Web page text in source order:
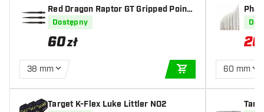
Red Dragon Raptor GT Gripped Points
Black
Dostępny
60zł
38 mm
DODAJ DO
Target K-Flex Luke Littler NO2
20
60 mm